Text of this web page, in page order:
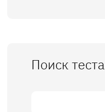
Поиск теста